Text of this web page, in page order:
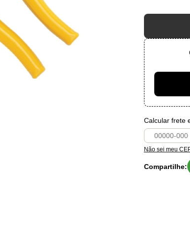
Calcular frete
Não sei meu
Compartilhe: